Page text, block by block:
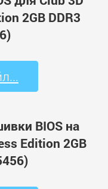
2GB DDR3
BIOS на
Edition 2GB